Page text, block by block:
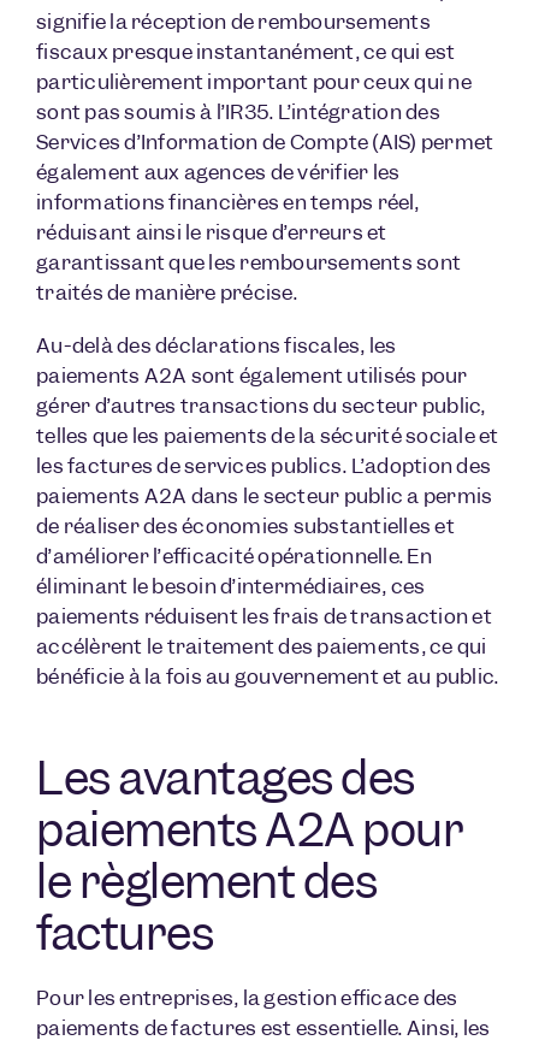
signifie la réception de remboursements
fiscaux presque instantanément, ce qui est
particulièrement important pour ceux qui ne
sont pas soumis à l’IR35. L’intégration des
Services d’Information de Compte (AIS) permet
également aux agences de vérifier les
informations financières en temps réel,
réduisant ainsi le risque d’erreurs et
garantissant que les remboursements sont
traités de manière précise.
Au-delà des déclarations fiscales, les
paiements A2A sont également utilisés pour
gérer d’autres transactions du secteur public,
telles que les paiements de la sécurité sociale et
les factures de services publics. L’adoption des
paiements A2A dans le secteur public a permis
de réaliser des économies substantielles et
d’améliorer l’efficacité opérationnelle. En
éliminant le besoin d’intermédiaires, ces
paiements réduisent les frais de transaction et
accélèrent le traitement des paiements, ce qui
bénéficie à la fois au gouvernement et au public.
Les avantages des
paiements A2A pour
le règlement des
factures
Pour les entreprises, la gestion efficace des
paiements de factures est essentielle. Ainsi, les